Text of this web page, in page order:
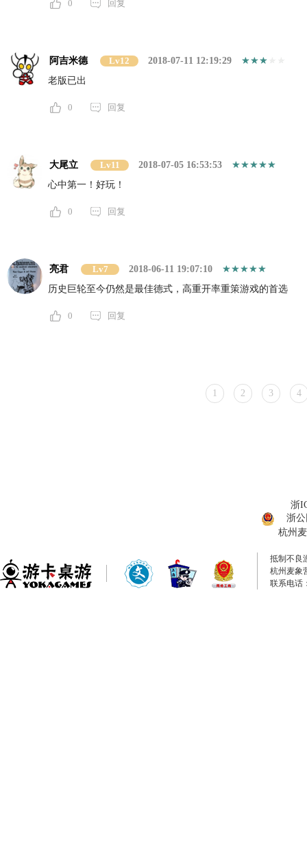
0 回复
阿吉米德 Lv12
2018-07-11 12:19:29
老版已出
0 回复
大尾立 Lv11
2018-07-05 16:53:53
心中第一！好玩！
0 回复
亮君 Lv7
2018-06-11 19:07:10
历史巨轮至今仍然是最佳德式，高重开率重策游戏的首选
0 回复
1 2 3 4
浙
浙公
杭州
抵制不良
杭州麦象
联系电话